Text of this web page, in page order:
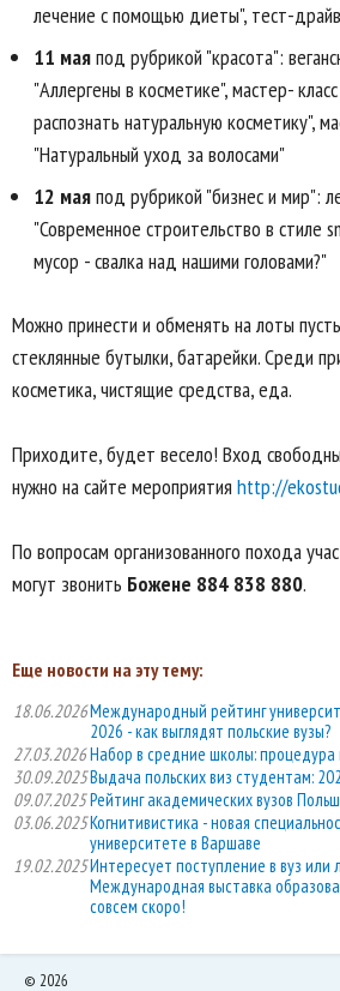
лечение с помощью диеты", тест-
11 маяпод рубрикой "красота":
"Аллергены в косметике", мастер-
распознать натуральную косметику",
"Натуральный уход за волосами"
12 маяпод рубрикой "бизнес и мир":
"Современное строительство в стиле
мусор - свалка над нашими головами?"
Можно принести и обменять на лоты
стеклянные бутылки, батарейки. Среди
косметика, чистящие средства, еда.
Приходите, будет весело! Вход
нужно на сайте мероприятия http://
По вопросам организованного похода
могут звонить Божене 884 838 880.
Еще новости на эту тему:
18.06.2026Международный рейтинг
2026 - как выглядят польские вузы?
27.03.2026Набор в средние школы: процедура
30.09.2025Выдача польских виз студентам:
09.07.2025Рейтинг академических вузов
03.06.2025Когнитивистика - новая
университете в Варшаве
19.02.2025Интересует поступление в вуз или
Международная выставка
совсем скоро!
© 2026